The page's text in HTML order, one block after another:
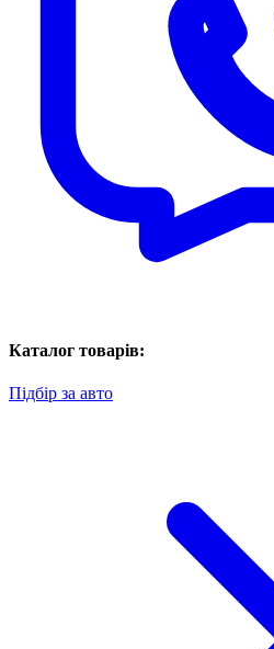
Каталог товарів:
Підбір за авто